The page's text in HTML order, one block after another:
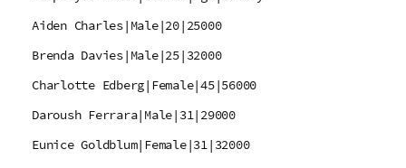
Aiden Charles|Male|20|25000
Brenda Davies|Male|25|32000
Charlotte Edberg|Female|45|56000
Daroush Ferrara|Male|31|29000
Eunice Goldblum|Female|31|32000